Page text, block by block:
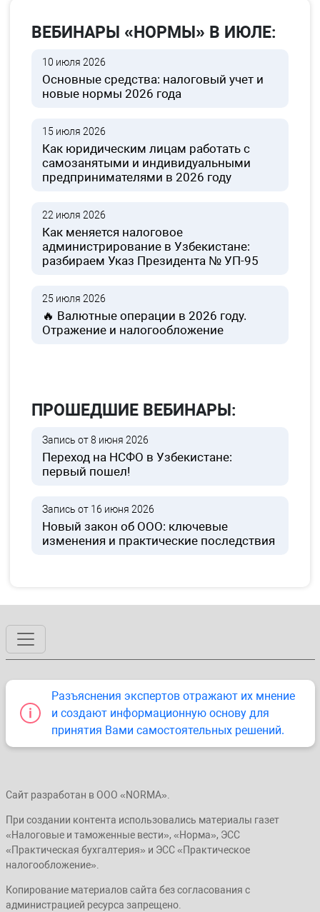
ВЕБИНАРЫ «НОРМЫ» В ИЮЛЕ:
10 июля 2026
Основные средства: налоговый учет и
новые нормы 2026 года
15 июля 2026
Как юридическим лицам работать с
самозанятыми и индивидуальными
предпринимателями в 2026 году
22 июля 2026
Как меняется налоговое
администрирование в Узбекистане:
разбираем Указ Президента № УП-95
25 июля 2026
🔥 Валютные операции в 2026 году.
Отражение и налогообложение
ПРОШЕДШИЕ ВЕБИНАРЫ:
Запись от 8 июня 2026
Переход на НСФО в Узбекистане:
первый пошел!
Запись от 16 июня 2026
Новый закон об ООО: ключевые
изменения и практические последствия
Разъяснения экспертов отражают их мнение
и создают информационную основу для
принятия Вами самостоятельных решений.
Сайт разработан в ООО «NORMA».
При создании контента использовались материалы газет
«Налоговые и таможенные вести», «Норма», ЭСС
«Практическая бухгалтерия» и ЭСС «Практическое
налогообложение».
Копирование материалов сайта без согласования с
администрацией ресурса запрещено.